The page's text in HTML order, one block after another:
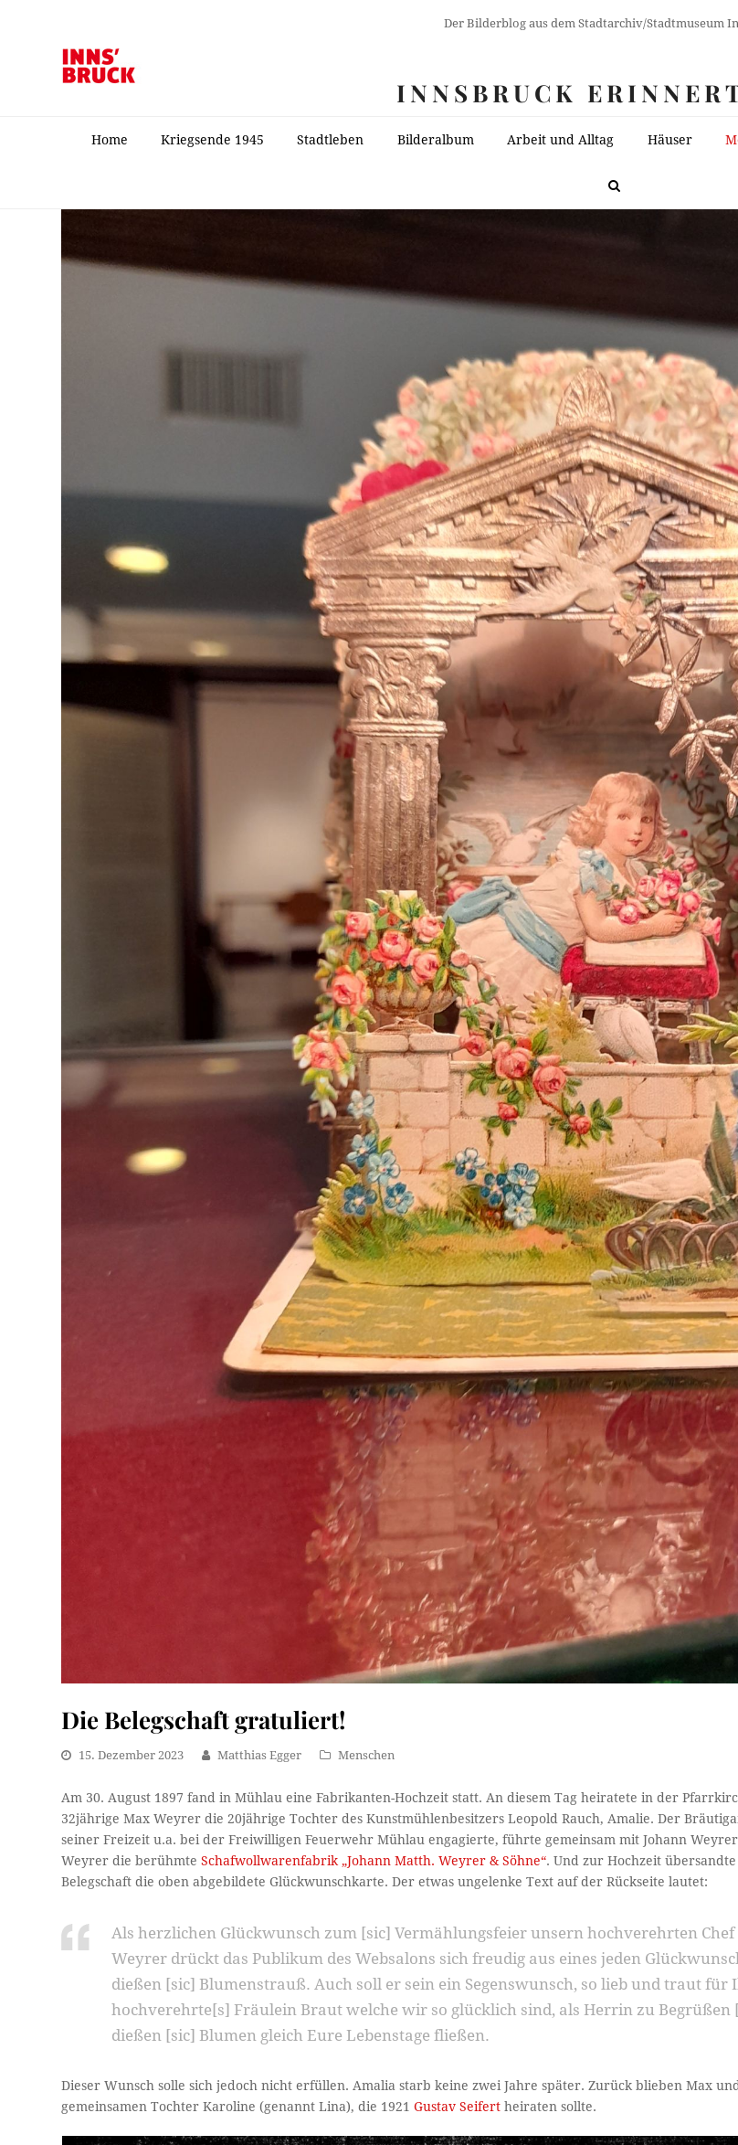
Der Bilderblog aus dem Stadtarchiv/Stadtmuseum
INNSBRUCK
Home Kriegsende 1945 Stadtleben Bilderalbum Arbeit und Alltag Häuser
Die Belegschaft gratuliert!
15. Dezember 2023 Matthias Egger Menschen
Am 30. August 1897 fand in Mühlau eine Fabrikanten-Hochzeit statt. An diesem Tag heiratete in der
32jährige Max Weyrer die 20jährige Tochter des Kunstmühlenbesitzers Leopold Rauch, Amalie. Der
seiner Freizeit u.a. bei der Freiwilligen Feuerwehr Mühlau engagierte, führte gemeinsam mit Johann
Weyrer die berühmteSchafwollwarenfabrik „Johann Matth. Weyrer & Söhne“. Und zur Hochzeit
Belegschaft die oben abgebildete Glückwunschkarte. Der etwas ungelenke Text auf der Rückseite lautet:
Als herzlichen Glückwunsch zum [sic] Vermählungsfeier unsern hochverehrten Chef
Weyrer drückt das Publikum des Websalons sich freudig aus eines jeden
dießen [sic] Blumenstrauß. Auch soll er sein ein Segenswunsch, so lieb und traut für
hochverehrte[s] Fräulein Braut welche wir so glücklich sind, als Herrin zu Begrüßen
dießen [sic] Blumen gleich Eure Lebenstage fließen.
Dieser Wunsch solle sich jedoch nicht erfüllen. Amalia starb keine zwei Jahre später. Zurück blieben Max
gemeinsamen Tochter Karoline (genannt Lina), die 1921Gustav Seifert heiraten sollte.